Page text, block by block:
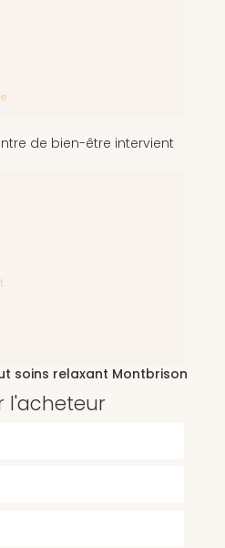
de bien-être intervient
soins relaxant Montbrison
l'acheteur